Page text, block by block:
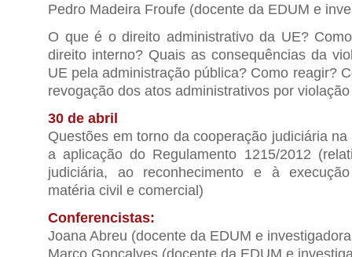
Pedro Madeira Froufe (docente da EDUM e
O que é o direito administrativo da UE?
direito interno? Quais as consequências da
UE pela administração pública? Como reagir?
revogação dos atos administrativos por
30 de abril
Questões em torno da cooperação judiciária
a aplicação do Regulamento 1215/2012
judiciária, ao reconhecimento e à
matéria civil e comercial)
Conferencistas:
Joana Abreu (docente da EDUM e
Marco Gonçalves (docente da EDUM e